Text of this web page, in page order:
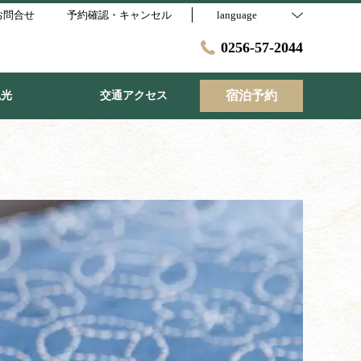
問合せ 予約確認・キャンセル language
0256-57-2044
交通アクセス 宿泊予約